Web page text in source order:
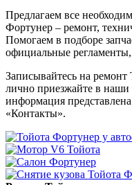
Предлагаем все
Фортунер – ремонт,
Помогаем в подборе
официальные регламенты,
Записывайтесь на
лично приезжайте в наши
информация
«Контакты».